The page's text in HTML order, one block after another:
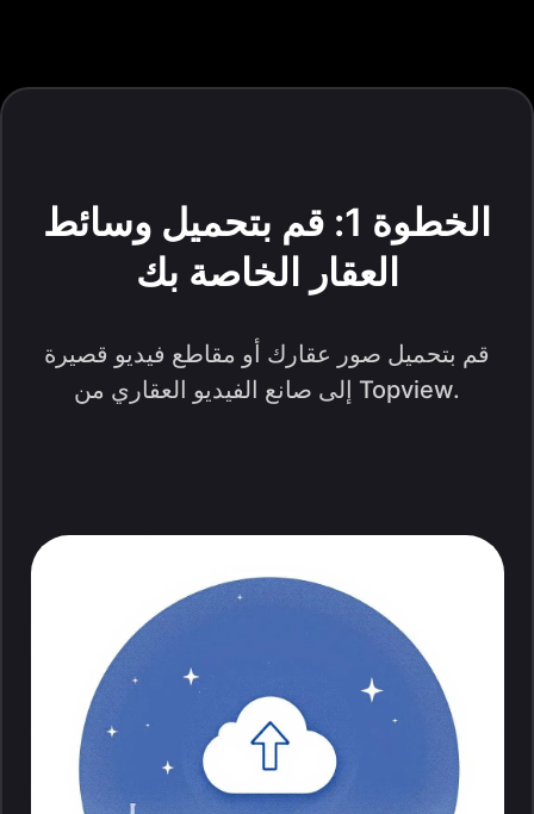
الخطوة 1: قم بتحميل وسائط
العقار الخاصة بك
قم بتحميل صور عقارك أو مقاطع فيديو قصيرة
إلى صانع الفيديو العقاري من Topview.